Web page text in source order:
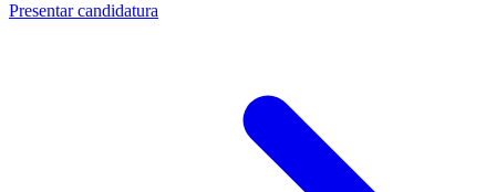
Presentar candidatura